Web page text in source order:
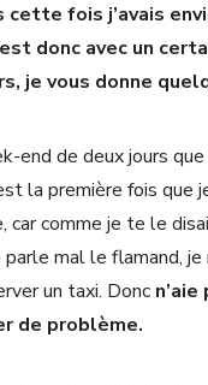
fois j’avais
donc avec un
je vous donne
end de deux jours
la première fois
comme je te le
mal le flamand,
un taxi. Donc
de problème.